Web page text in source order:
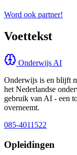
Word ook partner!
Voettekst
Onderwijs AI
Onderwijs is en blijft
het Nederlandse
gebruik van AI - een
overneemt.
085-4011522
Opleidingen